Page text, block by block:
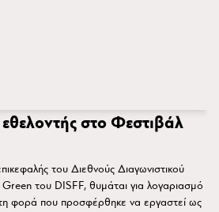
στο Φεστιβάλ
του Διεθνούς Διαγωνιστικού
του DISFF, θυμάται για λογαριασμό
φορά που προσφέρθηκε να εργαστεί ως